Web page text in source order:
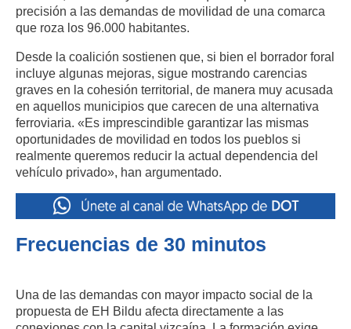
precisión a las demandas de movilidad de una comarca
que roza los 96.000 habitantes.
Desde la coalición sostienen que, si bien el borrador foral
incluye algunas mejoras, sigue mostrando carencias
graves en la cohesión territorial, de manera muy acusada
en aquellos municipios que carecen de una alternativa
ferroviaria. «Es imprescindible garantizar las mismas
oportunidades de movilidad en todos los pueblos si
realmente queremos reducir la actual dependencia del
vehículo privado», han argumentado.
Frecuencias de 30 minutos
Una de las demandas con mayor impacto social de la
propuesta de EH Bildu afecta directamente a las